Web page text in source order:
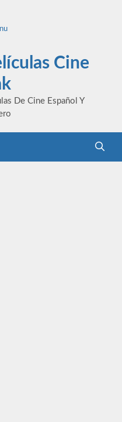
Cine
De Cine Español Y